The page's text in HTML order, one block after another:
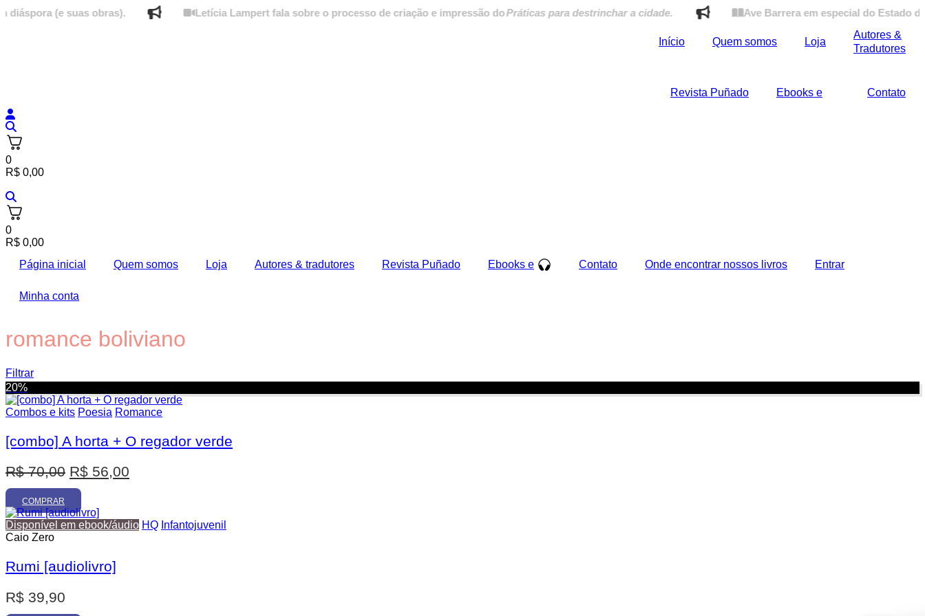
Ir (e suas obras). Letícia Lampert fala sobre o processo de criação e impressão doPráticas para destrinchar a cidade. Ave Barrera em especial do Estado de
Início Quem somos Loja
Autores &
Tradutores
Revista Puñado Ebooks e Contato
0
R$ 0,00
0
R$ 0,00
Página inicial
Quem somos Loja Autores & tradutores Revista Puñado Ebooks e Contato Onde encontrar nossos livros Entrar
Minha conta
romance boliviano
Filtrar
Promoção
20%
Combos e kits Poesia Romance
[combo] A horta + O regador verde
R$70,00 O
preço
era:
R$ 56,00
é:
COMPRAR
Disponível em ebook/áudio HQ Infantojuvenil
Caio Zero
Rumi [audiolivro]
R$ 39,90